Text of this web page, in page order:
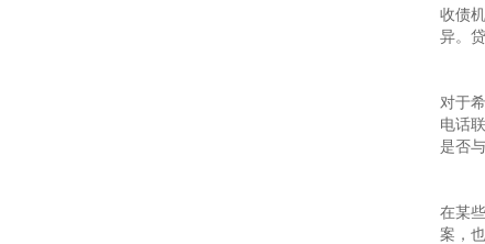
收债
异。
对于
电话
是否
在某
案，